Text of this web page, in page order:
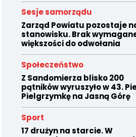
Sesje samorządu
Zarząd Powiatu pozostaje
stanowisku. Brak
większości do odwołania
Społeczeństwo
Z Sandomierza blisko 200
pątników wyruszyło w 43.
Pielgrzymkę na Jasną Górę
Sport
17 drużyn na starcie. W